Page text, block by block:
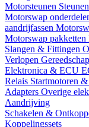
Motorsteunen
Motorswap
aandrijfassen
Motorswap pakketten
Slangen & Fittingen
Verlopen
Elektronica & ECU
Relais Startmotoren
Adapters Overige
Aandrijving
Schakelen &
Koppelingssets